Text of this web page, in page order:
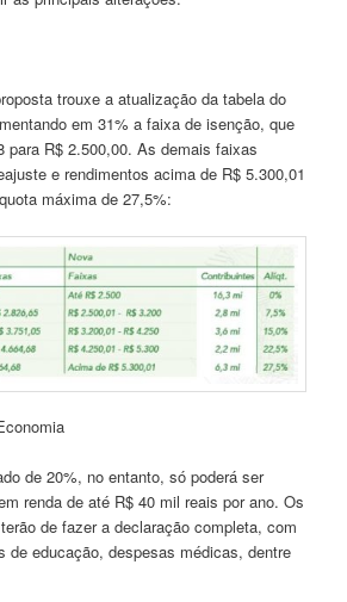
trouxe a atualização da tabela do
em 31% a faixa de isenção, que
para R$ 2.500,00. As demais faixas
e rendimentos acima de R$ 5.300,01
máxima de 27,5%:
de 20%, no entanto, só poderá ser
renda de até R$ 40 mil reais por ano. Os
de fazer a declaração completa, com
de educação, despesas médicas, dentre